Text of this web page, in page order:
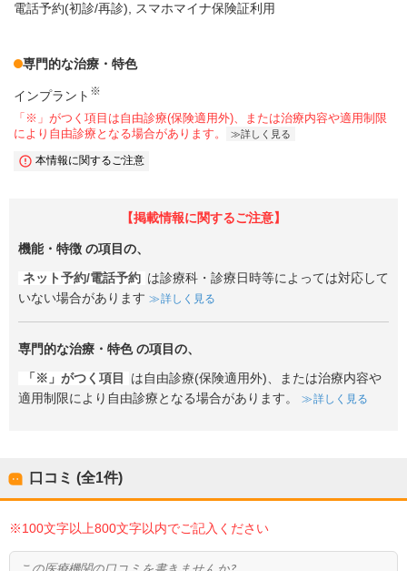
電話予約(初診/再診) スマホマイナ保険証利用
専門的な治療・特色
インプラント ※
「※」がつく項目は自由診療(保険適用外)、または治療内容や適用制限
により自由診療となる場合があります。
詳しく見る
本情報に関するご注意
【掲載情報に関するご注意】
機能・特徴 の項目の、
ネット予約/電話予約 は診療科・診療日時等によっては対応して
いない場合があります
詳しく見る
専門的な治療・特色の項目の、
「※」がつく項目
は自由診療(保険適用外)、または治療内容や
適用制限により自由診療となる場合があります。
詳しく見る
口コミ (全1件)
※100文字以上800文字以内でご記入ください